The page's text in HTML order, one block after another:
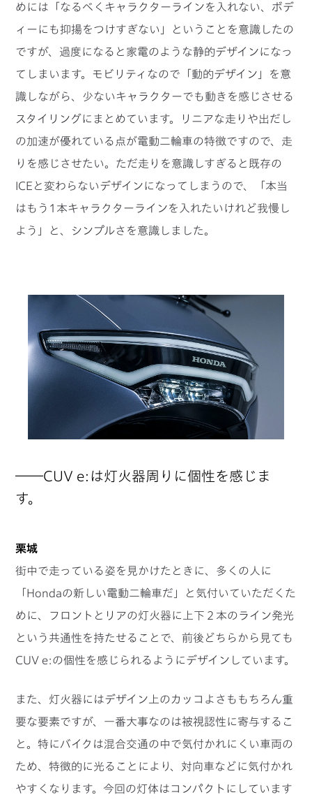
めには「なるべくキャラクターラインを入れない、ボデ
ィーにも抑揚をつけすぎない」ということを意識したの
ですが、過度になると家電のような静的デザインになっ
てしまいます。モビリティなので「動的デザイン」を意
識しながら、少ないキャラクターでも動きを感じさせる
スタイリングにまとめています。リニアな走りや出だし
の加速が優れている点が電動二輪車の特徴ですので、走
りを感じさせたい。ただ走りを意識しすぎると既存の
ICEと変わらないデザインになってしまうので、「本当
はもう1本キャラクターラインを入れたいけれど我慢し
よう」と、シンプルさを意識しました。
――CUV e:は灯火器周りに個性を感じま
す。
栗城
街中で走っている姿を見かけたときに、多くの人に
「Hondaの新しい電動二輪車だ」と気付いていただくた
めに、フロントとリアの灯火器に上下２本のライン発光
という共通性を持たせることで、前後どちらから見ても
CUV e:の個性を感じられるようにデザインしています。
また、灯火器にはデザイン上のカッコよさももちろん重
要な要素ですが、一番大事なのは被視認性に寄与するこ
と。特にバイクは混合交通の中で気付かれにくい車両の
ため、特徴的に光ることにより、対向車などに気付かれ
やすくなります。今回の灯体はコンパクトにしています